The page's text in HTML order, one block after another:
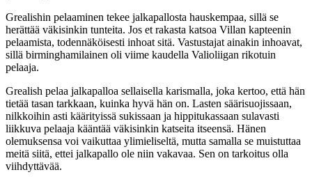
Grealishin pelaaminen tekee jalkapallosta hauskempaa, sillä se
herättää väkisinkin tunteita. Jos et rakasta katsoa Villan kapteenin
pelaamista, todennäköisesti inhoat sitä. Vastustajat ainakin inhoavat,
sillä birminghamilainen oli viime kaudella Valioliigan rikotuin
pelaaja.
Grealish pelaa jalkapalloa sellaisella karismalla, joka kertoo, että hän
tietää tasan tarkkaan, kuinka hyvä hän on. Lasten säärisuojissaan,
nilkkoihin asti käärityissä sukissaan ja hippitukassaan sulavasti
liikkuva pelaaja kääntää väkisinkin katseita itseensä. Hänen
olemuksensa voi vaikuttaa ylimieliseltä, mutta samalla se muistuttaa
meitä siitä, ettei jalkapallo ole niin vakavaa. Sen on tarkoitus olla
viihdyttävää.